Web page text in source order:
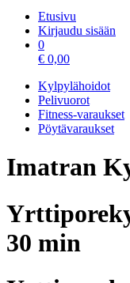
Etusivu
Kirjaudu sisään
0
€ 0,00
Kylpylähoidot
Pelivuorot
Fitness-varaukset
Pöytävaraukset
Imatran
30 min